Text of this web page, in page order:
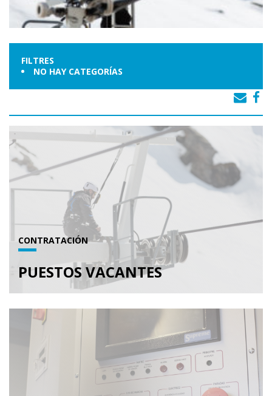
FILTRES
NO HAY CATEGORÍAS
CONTRATACIÓN
PUESTOS VACANTES